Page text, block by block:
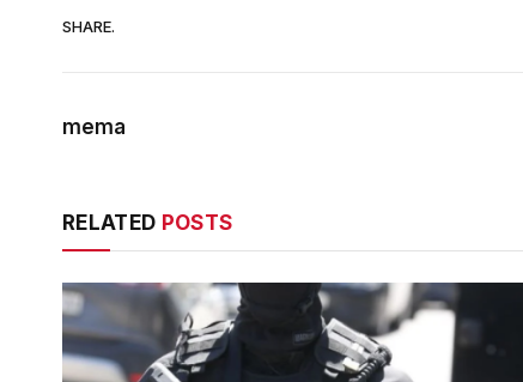
SHARE.
mema
RELATED POSTS